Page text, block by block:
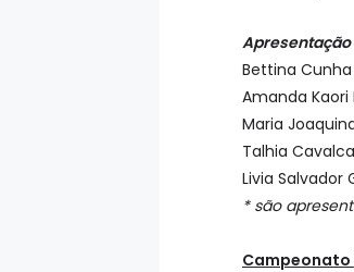
Apresentação
Bettina
Amanda Kaori
Maria
Talhia
Livia Salvador
* são
Campeonato